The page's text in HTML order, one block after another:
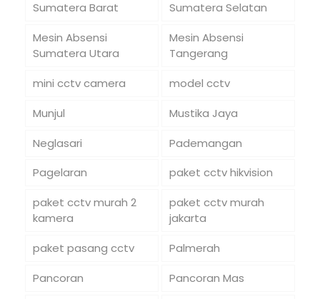
Sumatera Barat
Sumatera Selatan
Mesin Absensi
Sumatera Utara
Mesin Absensi
Tangerang
mini cctv camera
model cctv
Munjul
Mustika Jaya
Neglasari
Pademangan
Pagelaran
paket cctv hikvision
paket cctv murah 2
kamera
paket cctv murah
jakarta
paket pasang cctv
Palmerah
Pancoran
Pancoran Mas